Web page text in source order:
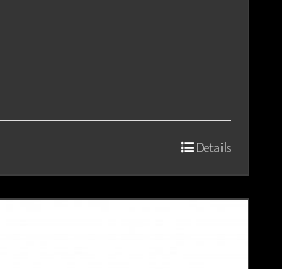
Details